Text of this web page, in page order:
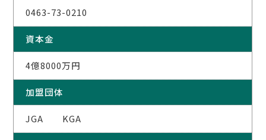
0463-73-0210
資本金
4億8000万円
加盟団体
JGA KGA